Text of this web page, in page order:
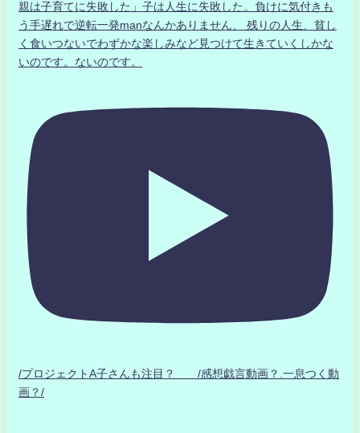
親は子育てに失敗した」子は人生に失敗した。負けに気付きも
う手遅れで逆転一発manなんかありません、 残りの人生、貧し
く食いつないでわずかな楽しみなど見つけて生きていくしかな
いのです。ないのです。
/プロジェクトA子さんも注目？ /感想戯言動画？.一息つく動
画？/